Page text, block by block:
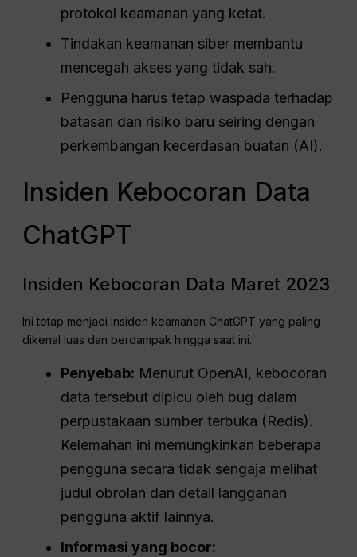
protokol keamanan yang ketat.
Tindakan keamanan siber membantu
mencegah akses yang tidak sah.
Pengguna harus tetap waspada terhadap
batasan dan risiko baru seiring dengan
perkembangan kecerdasan buatan (AI).
Insiden Kebocoran Data
ChatGPT
Insiden Kebocoran Data Maret 2023
Ini tetap menjadi insiden keamanan ChatGPT yang paling
dikenal luas dan berdampak hingga saat ini.
Penyebab: Menurut OpenAI, kebocoran
data tersebut dipicu oleh bug dalam
perpustakaan sumber terbuka (Redis).
Kelemahan ini memungkinkan beberapa
pengguna secara tidak sengaja melihat
judul obrolan dan detail langganan
pengguna aktif lainnya.
Informasi yang bocor: